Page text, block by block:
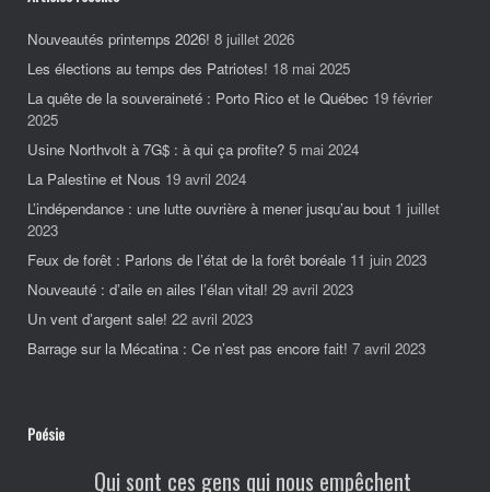
Nouveautés printemps 2026! 8 juillet 2026
Les élections au temps des Patriotes! 18 mai 2025
La quête de la souveraineté : Porto Rico et le Québec 19 février
2025
Usine Northvolt à 7G$ : à qui ça profite? 5 mai 2024
La Palestine et Nous 19 avril 2024
L’indépendance : une lutte ouvrière à mener jusqu’au bout 1 juillet
2023
Feux de forêt : Parlons de l’état de la forêt boréale 11 juin 2023
Nouveauté : d’aile en ailes l’élan vital! 29 avril 2023
Un vent d’argent sale! 22 avril 2023
Barrage sur la Mécatina : Ce n’est pas encore fait! 7 avril 2023
Poésie
Qui sont ces gens qui nous empêchent